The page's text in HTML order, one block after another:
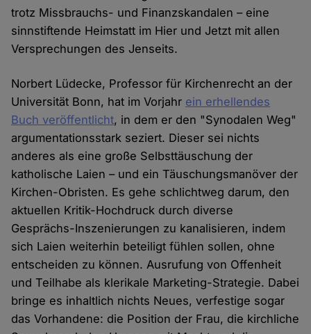
trotz Missbrauchs- und Finanzskandalen – eine
sinnstiftende Heimstatt im Hier und Jetzt mit allen
Versprechungen des Jenseits.
Norbert Lüdecke, Professor für Kirchenrecht an der
Universität Bonn, hat im Vorjahr ein erhellendes
Buch veröffentlicht, in dem er den "Synodalen Weg"
argumentationsstark seziert. Dieser sei nichts
anderes als eine große Selbsttäuschung der
katholische Laien – und ein Täuschungsmanöver der
Kirchen-Obristen. Es gehe schlichtweg darum, den
aktuellen Kritik-Hochdruck durch diverse
Gesprächs-Inszenierungen zu kanalisieren, indem
sich Laien weiterhin beteiligt fühlen sollen, ohne
entscheiden zu können. Ausrufung von Offenheit
und Teilhabe als klerikale Marketing-Strategie. Dabei
bringe es inhaltlich nichts Neues, verfestige sogar
das Vorhandene: die Position der Frau, die kirchliche